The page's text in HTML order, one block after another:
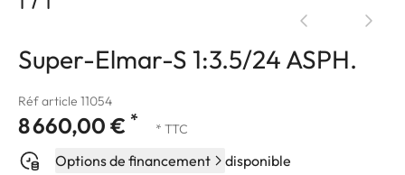
Super-Elmar-S 1:3.5/24 ASPH.
Réf article 11054
8 660,00 € * * TTC
Options de financement
disponible